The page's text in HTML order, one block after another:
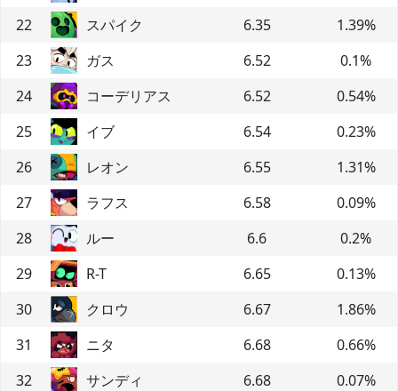
22
スパイク 6.35 1.39%
23
ガス 6.52 0.1%
24
コーデリアス 6.52 0.54%
25
イブ 6.54 0.23%
26
レオン 6.55 1.31%
27
ラフス 6.58 0.09%
28
ルー 6.6 0.2%
29
R-T 6.65 0.13%
30
クロウ 6.67 1.86%
31
ニタ 6.68 0.66%
32
サンディ 6.68 0.07%